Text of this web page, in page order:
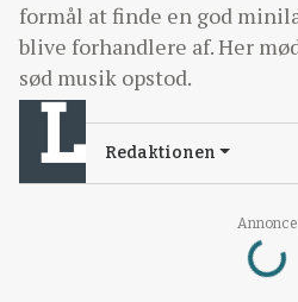
Annonce
Loading...
formål at finde en god
blive forhandlere af. Her
sød musik opstod.
Redaktionen